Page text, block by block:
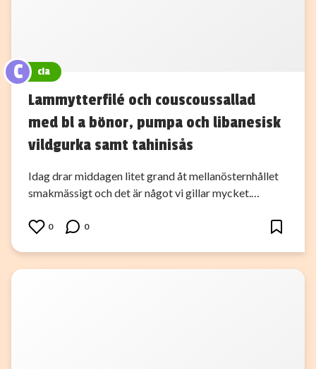
C cia
Lammytterfilé och couscoussallad
med bl a bönor, pumpa och libanesisk
vildgurka samt tahinisås
Idag drar middagen litet grand åt mellanösternhållet
smakmässigt och det är något vi gillar mycket.…
0 0